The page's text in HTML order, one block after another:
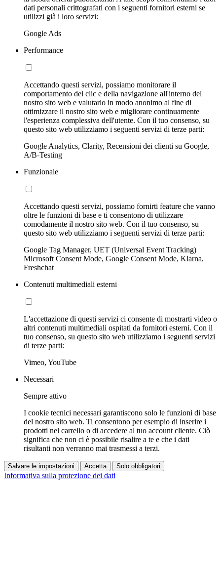
dati personali crittografati con i seguenti fornitori esterni se
utilizzi già i loro servizi:
Google Ads
Performance
Accettando questi servizi, possiamo monitorare il
comportamento dei clic e della navigazione all'interno del
nostro sito web e valutarlo in modo anonimo al fine di
ottimizzare il nostro sito web e migliorare continuamente
l'esperienza complessiva dell'utente. Con il tuo consenso, su
questo sito web utilizziamo i seguenti servizi di terze parti:
Google Analytics, Clarity, Recensioni dei clienti su Google,
A/B-Testing
Funzionale
Accettando questi servizi, possiamo fornirti feature che vanno
oltre le funzioni di base e ti consentono di utilizzare
comodamente il nostro sito web. Con il tuo consenso, su
questo sito web utilizziamo i seguenti servizi di terze parti:
Google Tag Manager, UET (Universal Event Tracking)
Microsoft Consent Mode, Google Consent Mode, Klarna,
Freshchat
Contenuti multimediali esterni
L'accettazione di questi servizi ci consente di mostrarti video o
altri contenuti multimediali ospitati da fornitori esterni. Con il
tuo consenso, su questo sito web utilizziamo i seguenti servizi
di terze parti:
Vimeo, YouTube
Necessari
Sempre attivo
I cookie tecnici necessari garantiscono solo le funzioni di base
del nostro sito web. Ti consentono per esempio di inserire i
prodotti nel carrello o di accedere al tuo account cliente. Ciò
significa che non ci è possibile risalire a te e che i dati
risultanti non verranno mai trasmessi a terzi.
Salvare le impostazioni Accetta Solo obbligatori
Informativa sulla protezione dei dati